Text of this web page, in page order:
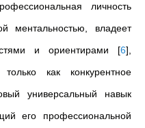
личность
ментальностью, владеет
и ориентирами [6]
как конкурентное
универсальный навык
его профессиональной